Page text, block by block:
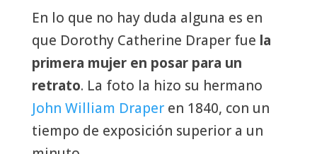
En lo que no hay duda alguna es en
que Dorothy Catherine Draper fue la
primera mujer en posar para un
retrato. La foto la hizo su hermano
John William Draperen 1840, con un
tiempo de exposición superior a un